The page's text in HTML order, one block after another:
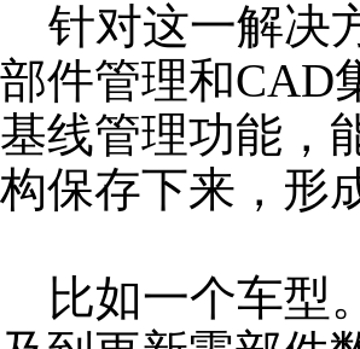
针对这一解决
部件管理和CAD
基线管理功能，
构保存下来，形
比如一个车型